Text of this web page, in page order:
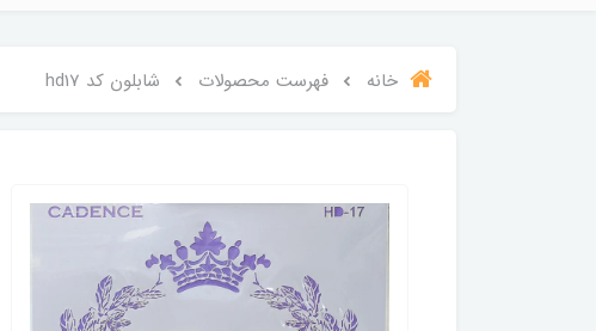
خانه فهرست محصولات شابلون کد hd17